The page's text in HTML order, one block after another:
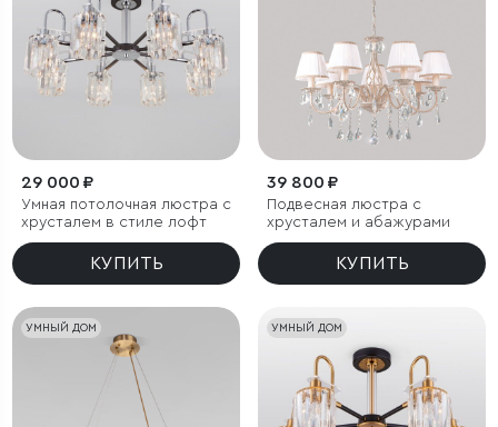
29 000 ₽
Умная потолочная люстра с
хрусталем в стиле лофт
КУПИТЬ
39 800 ₽
Подвесная люстра с
хрусталем и абажурами
КУПИТЬ
УМНЫЙ ДОМ УМНЫЙ ДОМ